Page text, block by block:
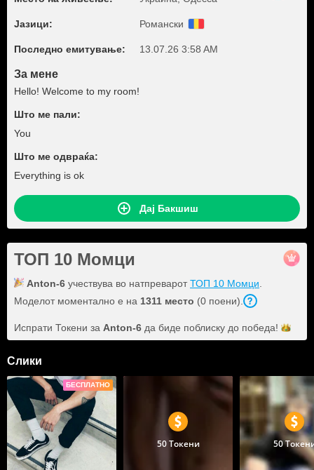
Јазици: Романски
Последно емитување: 13.07.26 3:58 AM
За мене
Hello! Welcome to my room!
Што ме пали:
You
Што ме одвраќа:
Everything is ok
Дај Бакшиш
ТОП 10 Момци
Anton-6 учествува во натпреваротТОП 10 Момци
Моделот моментално е на 1311 место (0 поени).
Испрати Токени за Anton-6 да биде поблиску до победа!
Слики
БЕСПЛАТНО
50 Токени 50